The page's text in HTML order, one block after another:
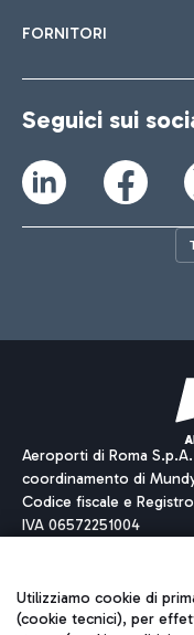
FORNITORI
Seguici sui
Aeroporti di Roma
coordinamento di
Codice fiscale e
IVA 06572251004
telefono +39 06 65951
Privacy policy
Utilizziamo cookie di
(cookie tecnici), per